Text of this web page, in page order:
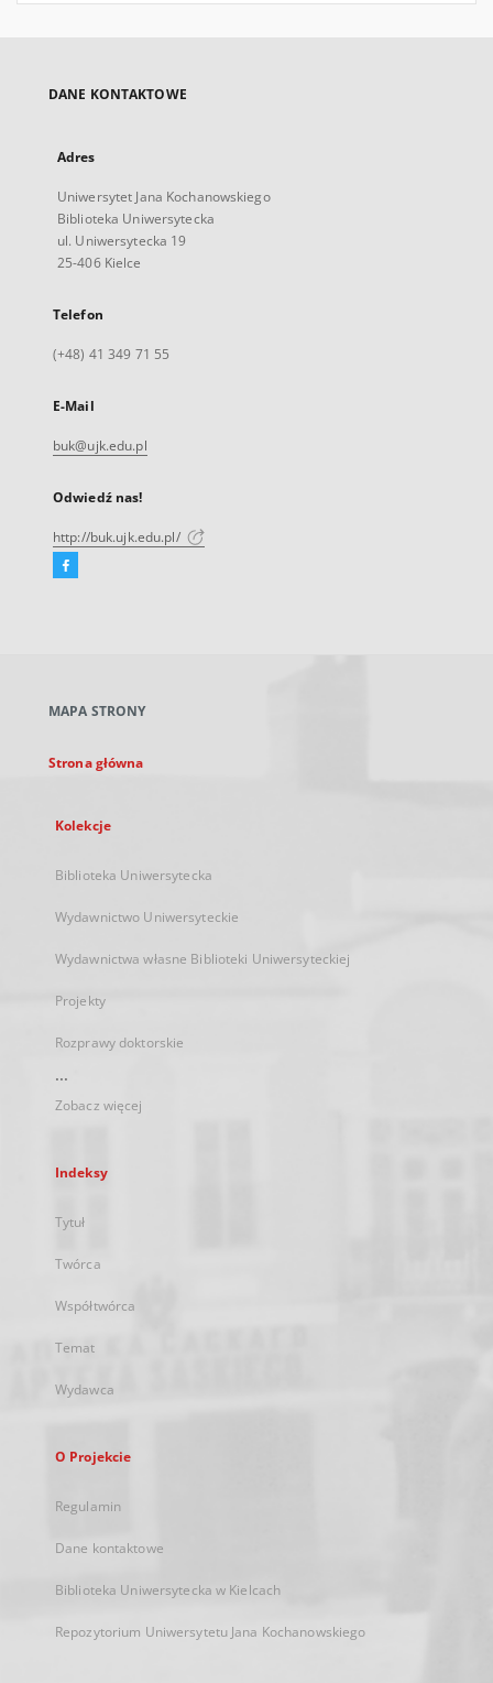
DANE KONTAKTOWE
Adres
Uniwersytet Jana Kochanowskiego
Biblioteka Uniwersytecka
ul. Uniwersytecka 19
25-406 Kielce
Telefon
(+48) 41 349 71 55
E-Mail
buk@ujk.edu.pl
Odwiedź nas!
http://buk.ujk.edu.pl/
Facebook
karcie
MAPA STRONY
Strona główna
Kolekcje
Biblioteka Uniwersytecka
Wydawnictwo Uniwersyteckie
Wydawnictwa własne Biblioteki Uniwersyteckiej
Projekty
Rozprawy doktorskie
...
Zobacz więcej
Indeksy
Tytuł
Twórca
Współtwórca
Temat
Wydawca
O Projekcie
Regulamin
Dane kontaktowe
Biblioteka Uniwersytecka w Kielcach
Repozytorium Uniwersytetu Jana Kochanowskiego